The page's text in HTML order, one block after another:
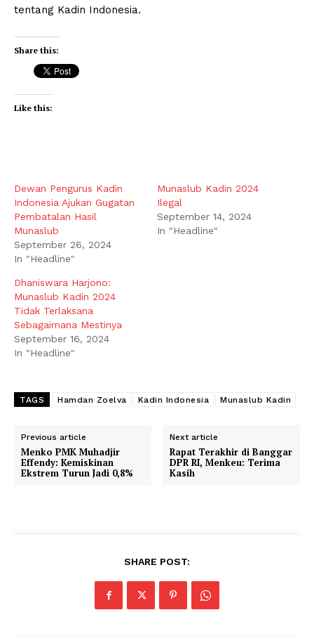
tentang Kadin Indonesia.
Share this:
Like this:
Dewan Pengurus Kadin
Indonesia Ajukan Gugatan
Pembatalan Hasil
Munaslub
September 26, 2024
In "Headline"
Munaslub Kadin 2024
Ilegal
September 14, 2024
In "Headline"
Dhaniswara Harjono:
Munaslub Kadin 2024
Tidak Terlaksana
Sebagaimana Mestinya
September 16, 2024
In "Headline"
TAGS Hamdan Zoelva Kadin Indonesia Munaslub Kadin
Previous article
Menko PMK Muhadjir
Effendy: Kemiskinan
Ekstrem Turun Jadi 0,8%
Next article
Rapat Terakhir di Banggar
DPR RI, Menkeu: Terima
Kasih
SHARE POST: